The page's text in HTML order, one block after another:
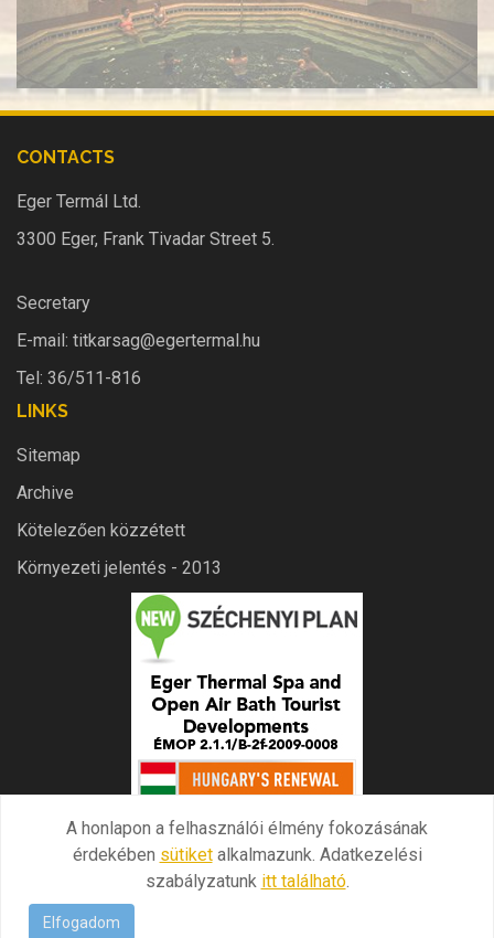
CONTACTS
Eger Termál Ltd.
3300 Eger, Frank Tivadar Street 5.
Secretary
E-mail: titkarsag@egertermal.hu
Tel: 36/511-816
LINKS
Sitemap
Archive
Kötelezően közzétett
Környezeti jelentés - 2013
egertermal.hu All Rights Reserved. Designed By
A honlapon a felhasználói élmény fokozásának
érdekében sütiketalkalmazunk. Adatkezelési
szabályzatunk itt található.
Elfogadom